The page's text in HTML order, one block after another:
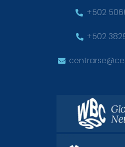
+502
+502